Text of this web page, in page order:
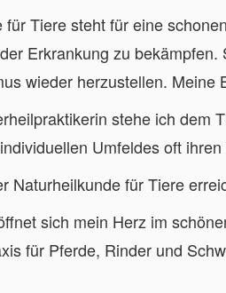
für Tiere steht für eine
Erkrankung zu
wieder herzustellen.
stehe ich dem
Umfeldes oft
Naturheilkunde für Tiere
sich mein Herz im
für Pferde, Rinder und